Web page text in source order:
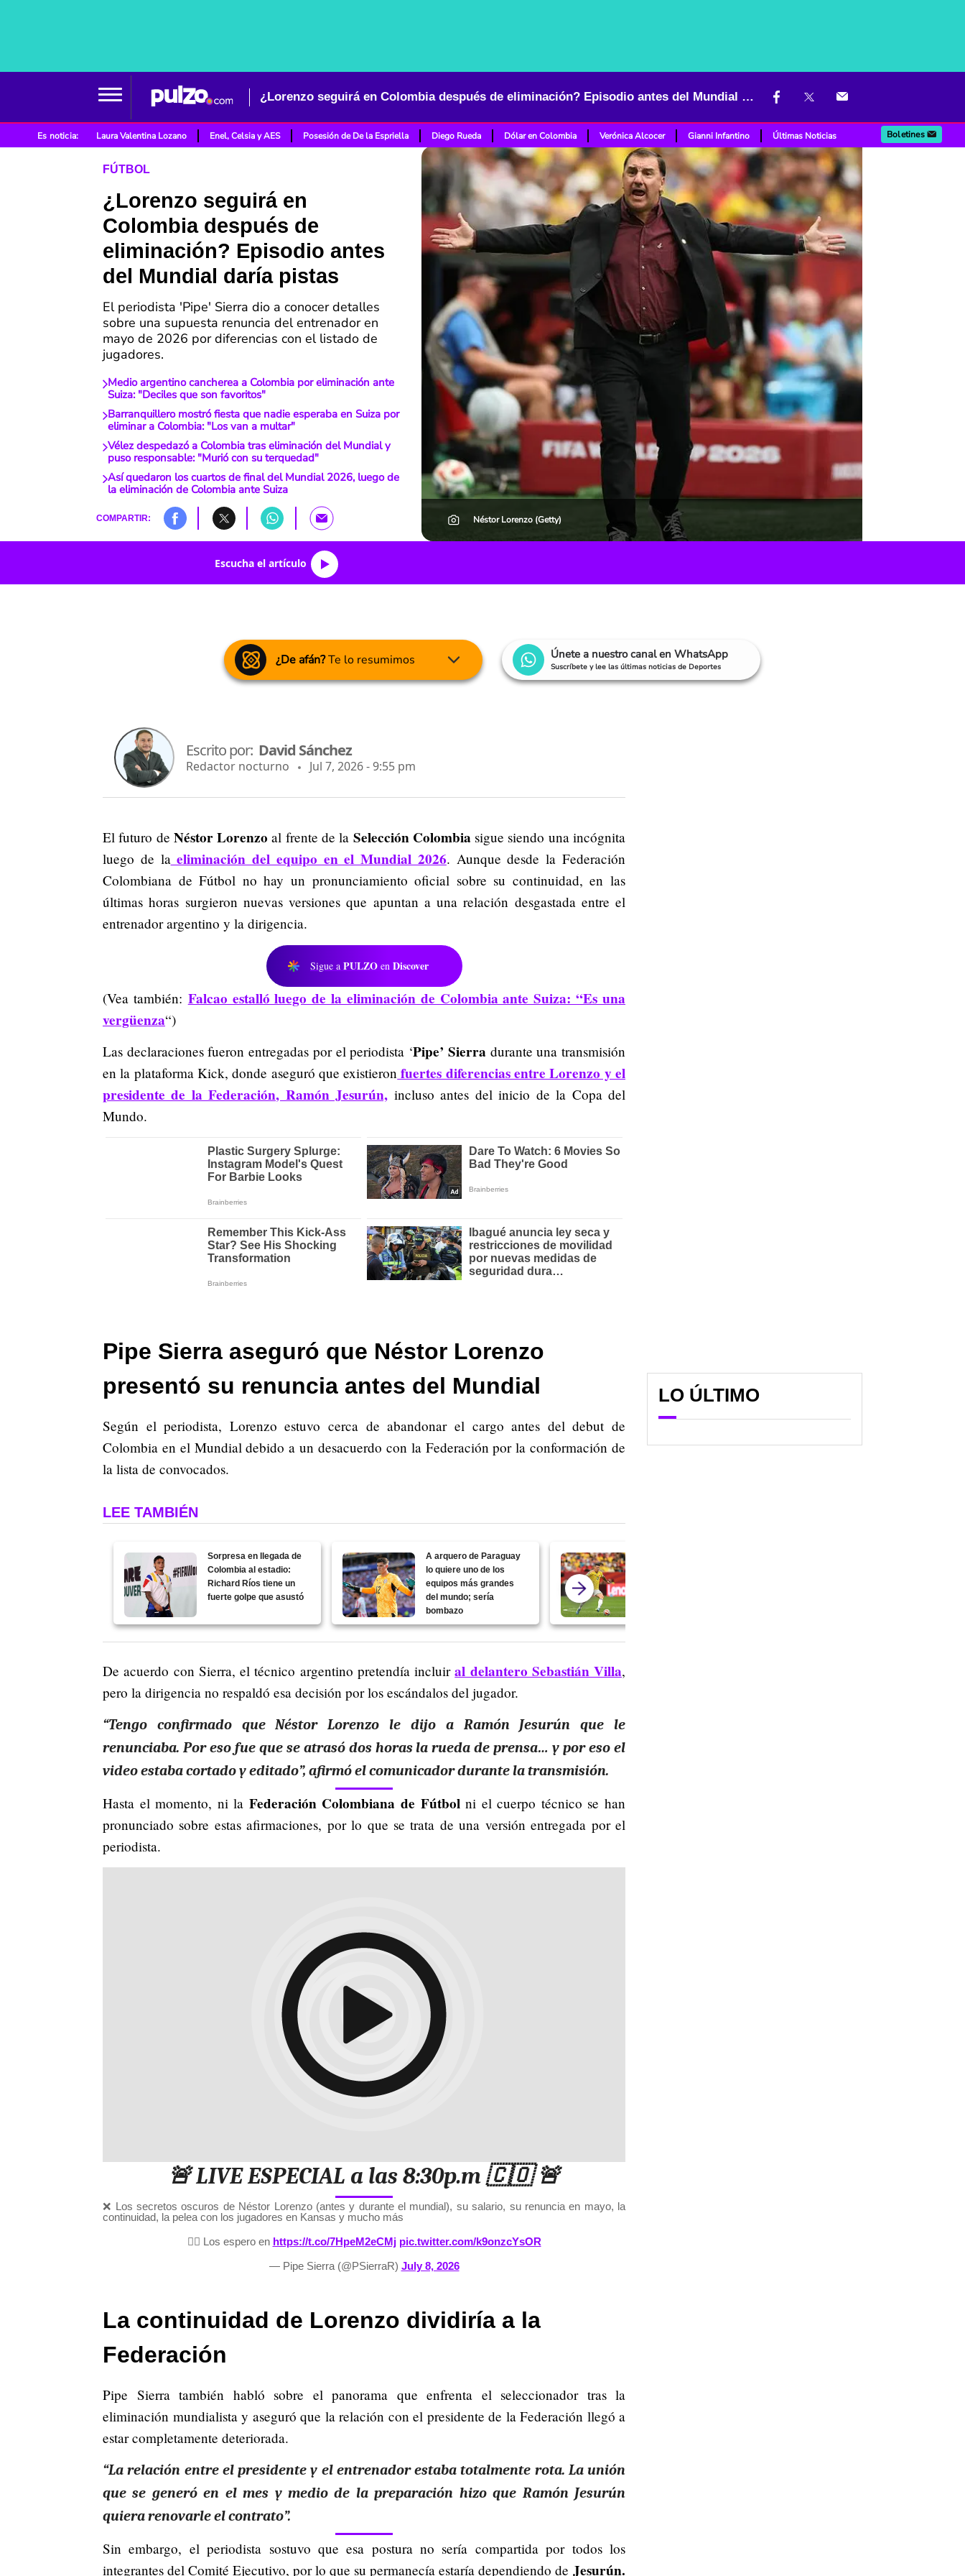
¿Lorenzo seguirá en Colombia después de eliminación? Episodio antes del Mundial daría pistas
Es noticia: Laura Valentina Lozano Enel, Celsia y AES Posesión de De la Espriella Diego Rueda Dólar en Colombia Verónica Alcocer Gianni Infantino Últimas Noticias Boletines
FÚTBOL
¿Lorenzo seguirá en
Colombia después de
eliminación? Episodio antes
del Mundial daría pistas
El periodista 'Pipe' Sierra dio a conocer detalles
sobre una supuesta renuncia del entrenador en
mayo de 2026 por diferencias con el listado de
jugadores.
Medio argentino cancherea a Colombia por eliminación ante
Suiza: "Deciles que son favoritos"
Barranquillero mostró fiesta que nadie esperaba en Suiza por
eliminar a Colombia: "Los van a multar"
Vélez despedazó a Colombia tras eliminación del Mundial y
puso responsable: "Murió con su terquedad"
Así quedaron los cuartos de final del Mundial 2026, luego de
la eliminación de Colombia ante Suiza
COMPARTIR: Néstor Lorenzo (Getty)
Escucha el artículo
¿De afán?Te lo resumimos Únete a nuestro canal en WhatsApp
Suscríbete y lee las últimas noticias de Deportes
Escrito por: David Sánchez
Redactor nocturno Jul 7, 2026 - 9:55 pm
El futuro de Néstor Lorenzo al frente de la Selección Colombiasigue siendo una incógnita
luego de laeliminación del equipo en el Mundial 2026. Aunque desde la Federación
Colombiana de Fútbol no hay un pronunciamiento oficial sobre su continuidad, en las
últimas horas surgieron nuevas versiones que apuntan a una relación desgastada entre el
entrenador argentino y la dirigencia.
Sigue a PULZO en Discover
(Vea también: Falcao estalló luego de la eliminación de Colombia ante Suiza: “Es una
vergüenza“)
Las declaraciones fueron entregadas por el periodista ‘Pipe’ Sierradurante una transmisión
en la plataforma Kick, donde aseguró que existieron fuertes diferencias entre Lorenzo y el
presidente de la Federación, Ramón Jesurún, incluso antes del inicio de la Copa del
Mundo.
Pipe Sierra aseguró que Néstor Lorenzo
presentó su renuncia antes del Mundial
Según el periodista, Lorenzo estuvo cerca de abandonar el cargo antes del debut de
Colombia en el Mundial debido a un desacuerdo con la Federación por la conformación de
la lista de convocados.
LEE TAMBIÉN
Sorpresa en llegada de
Colombia al estadio:
Richard Ríos tiene un
fuerte golpe que asustó
A arquero de Paraguay
lo quiere uno de los
equipos más grandes
del mundo; sería
bombazo
De acuerdo con Sierra, el técnico argentino pretendía incluiral delantero Sebastián Villa,
pero la dirigencia no respaldó esa decisión por los escándalos del jugador.
“Tengo confirmado que Néstor Lorenzo le dijo a Ramón Jesurún que le
renunciaba. Por eso fue que se atrasó dos horas la rueda de prensa… y por eso el
video estaba cortado y editado”, afirmó el comunicador durante la transmisión.
Hasta el momento, ni la Federación Colombiana de Fútbolni el cuerpo técnico se han
pronunciado sobre estas afirmaciones, por lo que se trata de una versión entregada por el
periodista.
🚨 LIVE ESPECIAL a las 8:30p.m 🇨🇴 🚨
❌ Los secretos oscuros de Néstor Lorenzo (antes y durante el mundial), su salario, su renuncia en mayo, la
continuidad, la pelea con los jugadores en Kansas y mucho más
👉🏼 Los espero en https://t.co/7HpeM2eCMj pic.twitter.com/k9onzcYsOR
— Pipe Sierra (@PSierraR) July 8, 2026
La continuidad de Lorenzo dividiría a la
Federación
Pipe Sierra también habló sobre el panorama que enfrenta el seleccionador tras la
eliminación mundialista y aseguró que la relación con el presidente de la Federación llegó a
estar completamente deteriorada.
“La relación entre el presidente y el entrenador estaba totalmente rota. La unión
que se generó en el mes y medio de la preparación hizo que Ramón Jesurún
quiera renovarle el contrato”.
Sin embargo, el periodista sostuvo que esa postura no sería compartida por todos los
integrantes del Comité Ejecutivo, por lo que su permanecía estaría dependiendo de Jesurún.
LO ÚLTIMO